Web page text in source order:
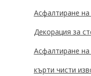
Асфалтиране на
Декорация за
Асфалтиране на
кърти чисти